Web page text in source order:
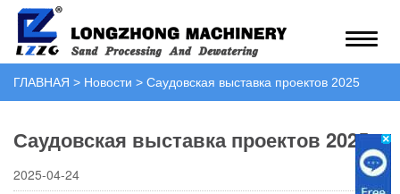
ГЛАВНАЯ > Новости > Саудовская выставка проектов 2025
Саудовская выставка проектов 2025
2025-04-24